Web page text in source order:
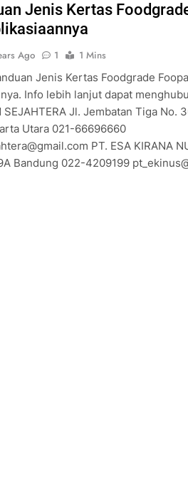
Jenis Kertas
Ago 1
1 Mins
Jenis Kertas Foodgrade
Info lebih lanjut dapat
SEJAHTERA Jl. Jembatan Tiga No.
Utara 021-66696660
PT. ESA KIRANA
Bandung 022-4209199